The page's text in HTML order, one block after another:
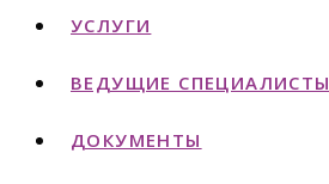
УСЛУГИ
ВЕДУЩИЕ СПЕЦИАЛИСТЫ
ДОКУМЕНТЫ